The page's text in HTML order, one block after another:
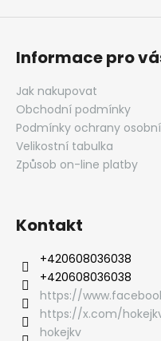
Informace pro
Jak nakupovat
Obchodní podmínky
Podmínky ochrany
Velikostní tabulka
Způsob on-line platby
Kontakt
‭+420608036038
‭+420608036038
https://
https://x.com/
hokejkv